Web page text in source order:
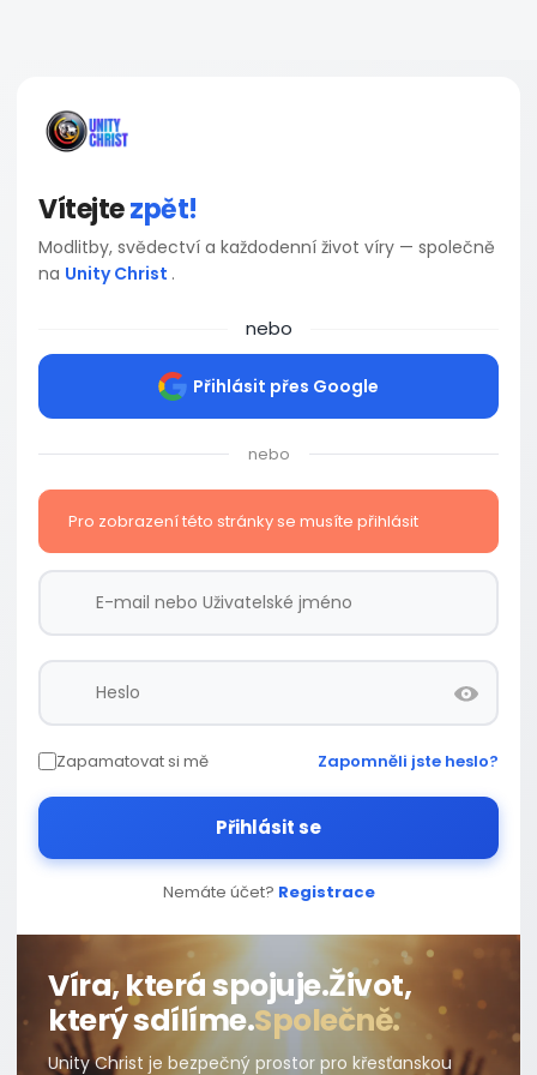
Vítejtezpět!
Modlitby, svědectví a každodenní život víry — společně
na Unity Christ .
nebo
Přihlásit přes Google
nebo
Pro zobrazení této stránky se musíte přihlásit
Zapamatovat si mě Zapomněli jste heslo?
Přihlásit se
Nemáte účet? Registrace
Víra, která spojuje.Život,
který sdílíme.Společně.
Unity Christ je bezpečný prostor pro křesťanskou